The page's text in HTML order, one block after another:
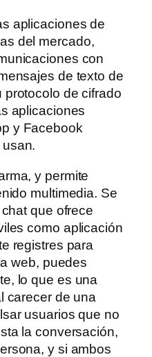
aplicaciones de
del mercado,
con
de texto de
protocolo de cifrado
aplicaciones
y Facebook
y permite
multimedia. Se
que ofrece
como aplicación
registres para
web, puedes
lo que es una
carecer de una
usuarios que no
la conversación,
y si ambos